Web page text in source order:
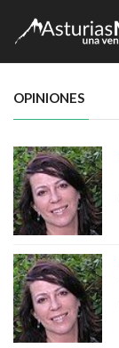
OPINIONES